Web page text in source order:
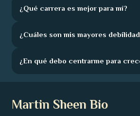
¿Qué carrera es mejor para mí?
¿Cuáles son mis mayores
¿En qué debo centrarme para
Martin Sheen Bio